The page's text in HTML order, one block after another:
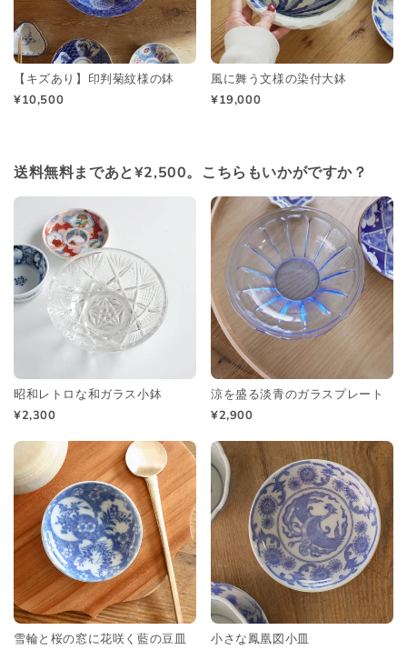
【キズあり】印判菊紋様の鉢
¥10,500
風に舞う文様の染付大鉢
¥19,000
送料無料まであと¥2,500。こちらもいかがですか？
昭和レトロな和ガラス小鉢
¥2,300
涼を盛る淡青のガラスプレート
¥2,900
雪輪と桜の窓に花咲く藍の豆皿
小さな鳳凰図小皿